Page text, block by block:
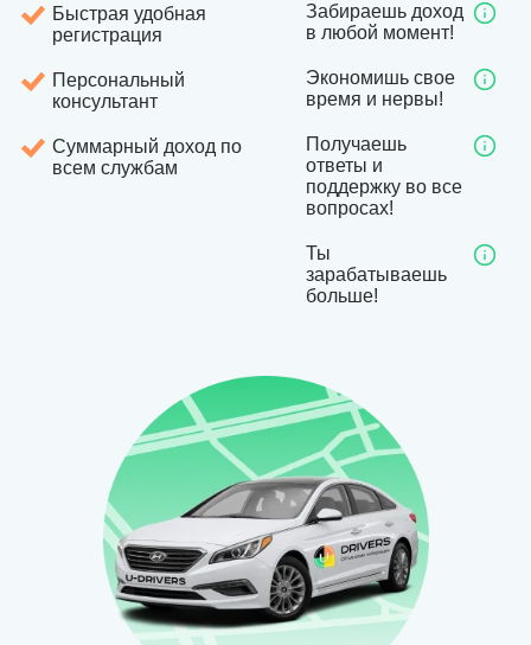
Быстрая удобная
регистрация
Персональный
консультант
Суммарный доход по
всем службам
Забираешь доход
в любой момент!
Экономишь свое
время и нервы!
Получаешь
ответы и
поддержку во все
вопросах!
Ты
зарабатываешь
больше!